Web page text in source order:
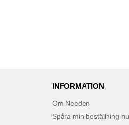
INFORMATION
Om Needen
Spåra min beställning nu